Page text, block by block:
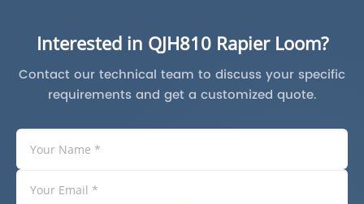
Interested in QJH810 Rapier Loom?
Contact our technical team to discuss your specific
requirements and get a customized quote.